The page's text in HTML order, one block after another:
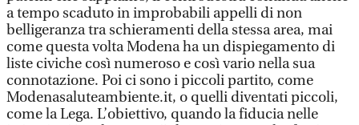
a tempo scaduto in improbabili appelli di non
belligeranza tra schieramenti della stessa area, mai
come questa volta Modena ha un dispiegamento di
liste civiche così numeroso e così vario nella sua
connotazione. Poi ci sono i piccoli partito, come
Modenasaluteambiente.it, o quelli diventati piccoli,
come la Lega. L’obiettivo, quando la fiducia nelle